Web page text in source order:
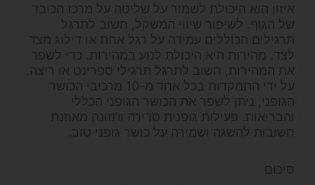
איזון הוא היכולת לשמור על שליטה על מרכז הכובד
של הגוף. לשיפור שיווי המשקל, חשוב לתרגל
תרגילים הכוללים עמידה על רגל אחת או דילוג מצד
לצד. מהירות היא היכולת לנוע במהירות. כדי לשפר
את המהירות, חשוב לתרגל תרגילי ספרינט או ריצה.
על ידי התמקדות בכל אחד מ-10 מרכיבי הכושר
הגופני, ניתן לשפר את הכושר הגופני הכללי
והבריאות. פעילות גופנית סדירה ותזונה מאוזנת
חשובות להשגה ושמירה על כושר גופני טוב.
סיכום